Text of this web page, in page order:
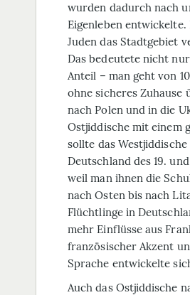
wurden dadurch nach
Eigenleben entwickelte.
Juden das Stadtgebiet
Das bedeutete nicht
Anteil – man geht von
ohne sicheres Zuhause
nach Polen und in die
Ostjiddische mit einem
sollte das
Deutschland des 19.
weil man ihnen die
nach Osten bis nach
Flücht­linge in
mehr Einflüsse aus
französischer Akzent
Sprache entwickelte
Auch das Ostjiddische